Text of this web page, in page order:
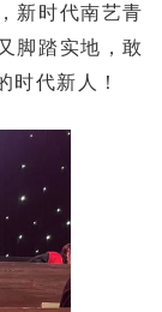
新时代南艺青
脚踏实地，敢
时代新人！